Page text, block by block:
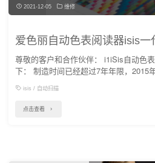
2021-12-05 维修
爱色丽自动色表阅读器isis一
尊敬的客户和合作伙伴： i1iSis自动色
下： 制造时间已经超过7年年限，
isis / 自动扫描
点击查看 "爱